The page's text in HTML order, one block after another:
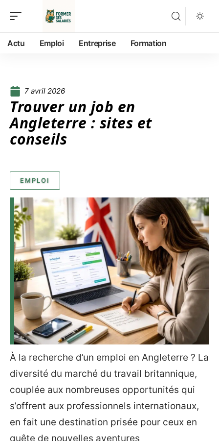
Actu Emploi Entreprise Formation
7 avril 2026
Trouver un job en
Angleterre : sites et
conseils
EMPLOI
À la recherche d’un emploi en Angleterre ? La
diversité du marché du travail britannique,
couplée aux nombreuses opportunités qui
s’offrent aux professionnels internationaux,
en fait une destination prisée pour ceux en
quête de nouvelles aventures